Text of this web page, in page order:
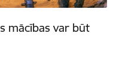
mācības var būt